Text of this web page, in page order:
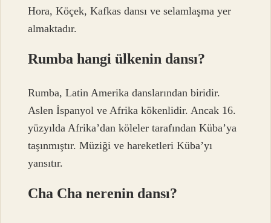
Hora, Köçek, Kafkas dansı ve selamlaşma yer
almaktadır.
Rumba hangi ülkenin dansı?
Rumba, Latin Amerika danslarından biridir.
Aslen İspanyol ve Afrika kökenlidir. Ancak 16.
yüzyılda Afrika’dan köleler tarafından Küba’ya
taşınmıştır. Müziği ve hareketleri Küba’yı
yansıtır.
Cha Cha nerenin dansı?